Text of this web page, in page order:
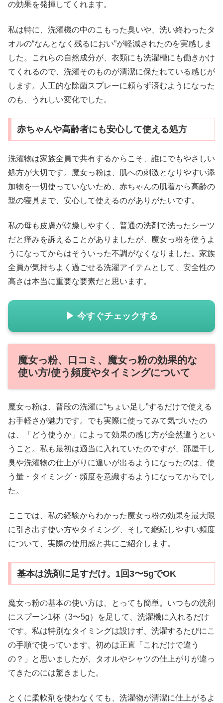
の効果を発揮してくれます。
私は特に、洗濯機の中のこもった臭いや、洗い終わったタ
オルの“なんとなく残るにおい”が軽減されたのを実感しま
した。これらの自然成分が、衣類にも洗濯槽にも働きかけ
てくれるので、洗濯そのものが清潔に保たれている感じが
します。人工的な除菌スプレーに頼らず済むようになった
のも、うれしい変化でした。
赤ちゃんや高齢者にも安心して使える処方
洗濯物は家族全員で共有するからこそ、誰にでもやさしい
処方が大切です。魔女っ粉は、肌への刺激となりやすい添
加物を一切使っていないため、赤ちゃんの肌着から高齢の
親の寝具まで、安心して使えるのがありがたいです。
私の母も皮膚が乾燥しやすく、普通の洗剤で洗ったシーツ
だと痒みを訴えることがありましたが、魔女っ粉を使うよ
うになってからはそういった不調がなくなりました。家族
全員が気持ちよく過ごせる洗濯アイテムとして、安全性の
高さは本当に重要な要素だと思います。
▶ 今すぐチェックする
魔女っ粉、口コミ、魔女っ粉の効果的な
使い方/使う頻度やタイミングについて
魔女っ粉は、普段の洗濯に“ちょい足し”するだけで使える
お手軽さが魅力です。でも実際に使ってみて気づいたの
は、「どう使うか」によって効果の感じ方が全然違うとい
うこと。私も最初は適当に入れていたのですが、部屋干し
臭や洗濯物の仕上がりに違いが出るようになったのは、使
う量・タイミング・頻度を意識するようになってからでし
た。
ここでは、私の経験からわかった魔女っ粉の効果を最大限
に引き出す使い方やタイミング、そして継続しやすい頻度
について、実際の使用感と共にご紹介します。
基本は洗剤に足すだけ。1回3〜5gでOK
魔女っ粉の基本の使い方は、とっても簡単。いつもの洗剤
にスプーン1杯（3〜5g）を足して、洗濯機に入れるだけ
です。私は特別なタイミングは設けず、洗濯するたびにこ
の手順で使っています。初めは正直「これだけで違う
の？」と思いましたが、タオルやシャツの仕上がりが違っ
てきたのには驚きました。
とくに柔軟剤を使わなくても、洗濯物が清潔に仕上がるよ